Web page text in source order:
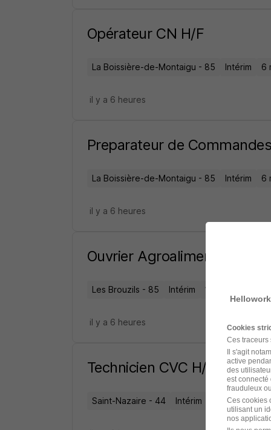
Opérateur CN H/F
La Boissière-de-Montaigu - 85 Intérim 6
il y a 6 heures
Preparateur de
La Boissière-de-Montaigu - 85 Intérim 6
il y a 6 heures
Ouvrier Agroalimentaire H/F
Les Brouzils - 85 Intérim 10,25 € / heure
il y a 6 heures
Technicien CVC H/F
Saint-Nazaire - 44 Intérim 12,31 - 14 € /
Cookies
Ces traceurs
Il s'agit
active
des
est connecté
frauduleux
Ces cookies
utilisant un
nos